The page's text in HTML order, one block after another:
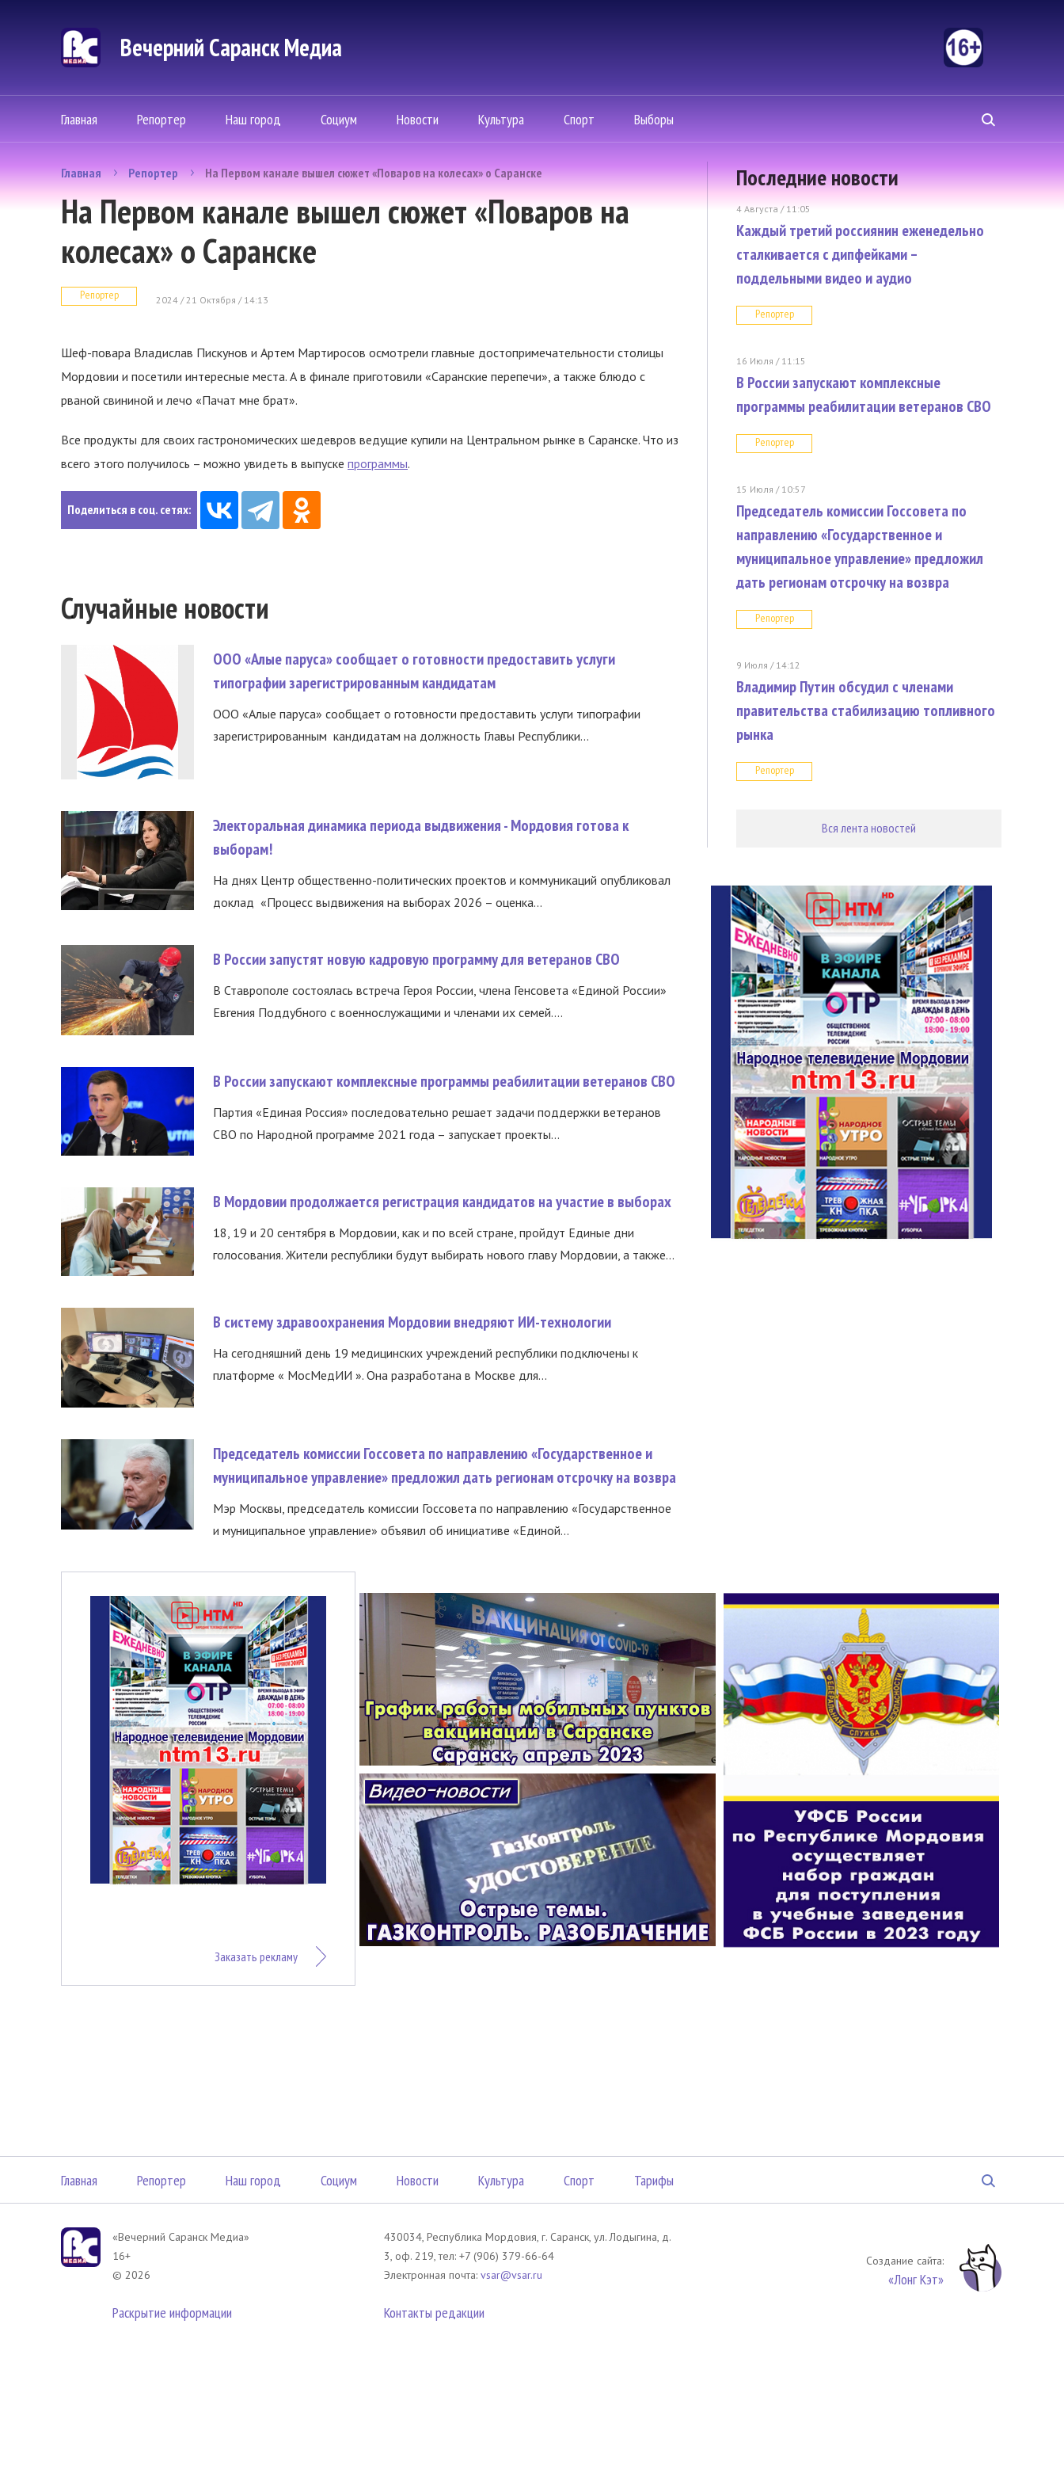
Вечерний Саранск Mедиа
Главная Репортер Наш город Социум Новости Культура Спорт Выборы
Главная Репортер На Первом канале вышел сюжет «Поваров на колесах» о Саранске
На Первом канале вышел сюжет «Поваров на
колесах» о Саранске
Репортер 2024 / 21 Октября / 14:13
Шеф-повара Владислав Пискунов и Артем Мартиросов осмотрели главные достопримечательности столицы
Мордовии и посетили интересные места. А в финале приготовили «Саранские перепечи», а также блюдо с
рваной свининой и лечо «Пачат мне брат».
Все продукты для своих гастрономических шедевров ведущие купили на Центральном рынке в Саранске. Что из
всего этого получилось – можно увидеть в выпуске программы.
Поделиться в соц. сетях:
Случайные новости
ООО «Алые паруса» сообщает о готовности предоставить услуги
типографии зарегистрированным кандидатам
ООО «Алые паруса» сообщает о готовности предоставить услуги типографии
зарегистрированным кандидатам на должность Главы Республики...
Электоральная динамика периода выдвижения - Мордовия готова к
выборам!
На днях Центр общественно-политических проектов и коммуникаций опубликовал
доклад «Процесс выдвижения на выборах 2026 – оценка...
В России запустят новую кадровую программу для ветеранов СВО
В Ставрополе состоялась встреча Героя России, члена Генсовета «Единой России»
Евгения Поддубного с военнослужащими и членами их семей....
В России запускают комплексные программы реабилитации ветеранов СВО
Партия «Единая Россия» последовательно решает задачи поддержки ветеранов
СВО по Народной программе 2021 года – запускает проекты...
В Мордовии продолжается регистрация кандидатов на участие в выборах
18, 19 и 20 сентября в Мордовии, как и по всей стране, пройдут Единые дни
голосования. Жители республики будут выбирать нового главу Мордовии, а также...
В систему здравоохранения Мордовии внедряют ИИ-технологии
На сегодняшний день 19 медицинских учреждений республики подключены к
платформе « МосМедИИ ». Она разработана в Москве для...
Председатель комиссии Госсовета по направлению «Государственное и
муниципальное управление» предложил дать регионам отсрочку на возвра
Мэр Москвы, председатель комиссии Госсовета по направлению «Государственное
и муниципальное управление» объявил об инициативе «Единой...
Последние новости
4 Августа / 11:05
Каждый третий россиянин еженедельно
сталкивается с дипфейками –
поддельными видео и аудио
Репортер
16 Июля / 11:15
В России запускают комплексные
программы реабилитации ветеранов СВО
Репортер
15 Июля / 10:57
Председатель комиссии Госсовета по
направлению «Государственное и
муниципальное управление» предложил
дать регионам отсрочку на возвра
Репортер
9 Июля / 14:12
Владимир Путин обсудил с членами
правительства стабилизацию топливного
рынка
Репортер
Вся лента новостей
Заказать рекламу
Главная Репортер Наш город Социум Новости Культура Спорт Тарифы
«Вечерний Саранск Mедиа»
16+
© 2026
Раскрытие информации
430034, Республика Мордовия, г. Саранск, ул. Лодыгина, д.
3, оф. 219, тел: +7 (906) 379-66-64
Электронная почта: vsar@vsar.ru
Контакты редакции
Создание сайта:
«Лонг Кэт»